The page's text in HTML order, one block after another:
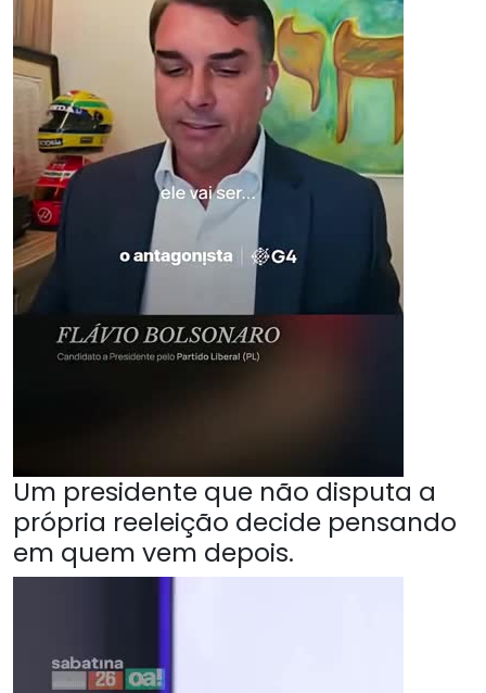
Um presidente que não disputa a
própria reeleição decide pensando
em quem vem depois.